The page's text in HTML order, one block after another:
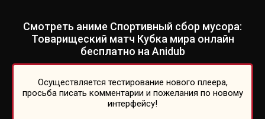
Смотреть аниме Спортивный сбор мусора:
Товарищеский матч Кубка мира онлайн
бесплатно на Anidub
Осуществляется тестирование нового плеера,
просьба писать комментарии и пожелания по новому
интерфейсу!